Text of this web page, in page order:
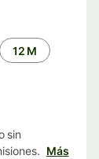
12 M
sin
Más